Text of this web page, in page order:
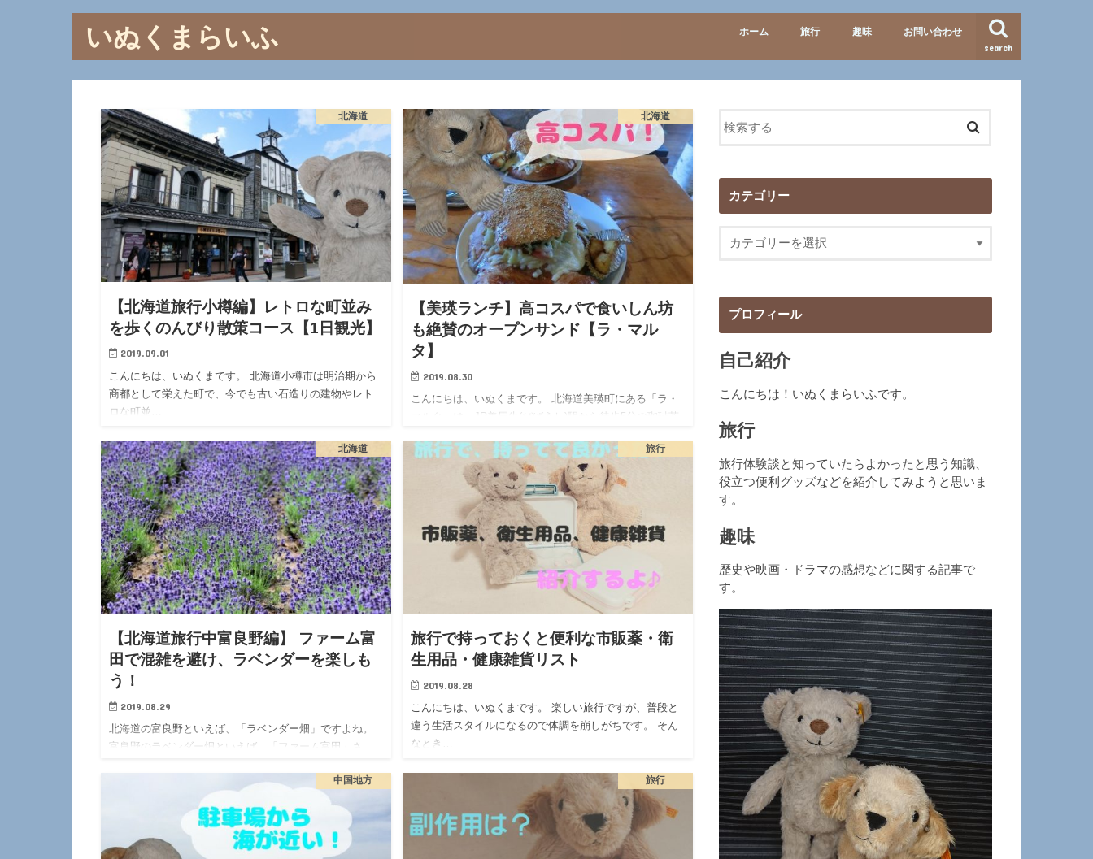
いぬくまらいふ search
ホーム 旅行
準備・便利グッズ
テーマパーク
北海道
九州
イタリア
趣味
歴史
映画･ドラマ
お問い合わせ
北海道
【北海道旅行小樽編】レトロな町並み
を歩くのんびり散策コース【1日観光】
2019.09.01
こんにちは、いぬくまです。 北海道小樽市は明治期から
商都として栄えた町で、今でも古い石造りの建物やレト
ロな町並…
北海道
【美瑛ランチ】高コスパで食いしん坊
も絶賛のオープンサンド【ラ・マル
タ】
2019.08.30
こんにちは、いぬくまです。 北海道美瑛町にある「ラ・
北海道
【北海道旅行中富良野編】 ファーム富
田で混雑を避け、ラベンダーを楽しも
う！
2019.08.29
北海道の富良野といえば、「ラベンダー畑」ですよね。
富良野のラベンダー畑といえば、「ファーム富田」さ
旅行
旅行で持っておくと便利な市販薬・衛
生用品・健康雑貨リスト
2019.08.28
こんにちは、いぬくまです。 楽しい旅行ですが、普段と
違う生活スタイルになるので体調を崩しがちです。 そん
なとき…
中国地方 旅行
カテゴリー
プロフィール
自己紹介
こんにちは！いぬくまらいふです。
旅行
旅行体験談と知っていたらよかったと思う知識、
役立つ便利グッズなどを紹介してみようと思いま
す。
趣味
歴史や映画・ドラマの感想などに関する記事で
す。